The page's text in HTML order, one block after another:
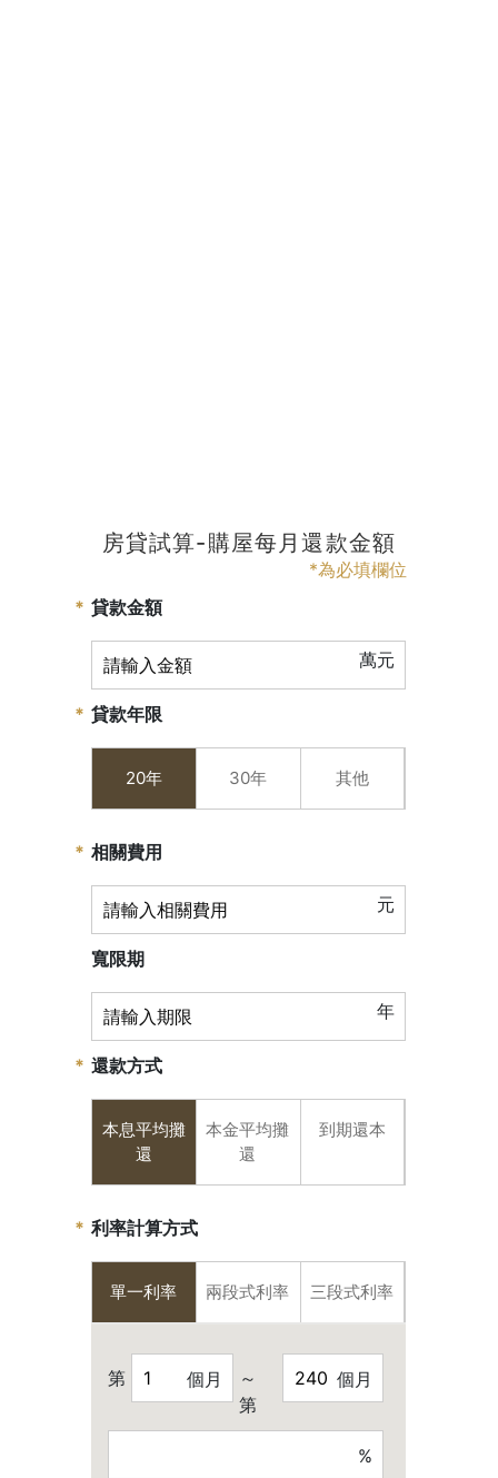
房貸試算-購屋每月還款金額
*為必填欄位
貸款金額
萬元
貸款年限
20年 30年 其他
相關費用
元
寬限期
年
還款方式
本息平均攤
還
本金平均攤
還
到期還本
利率計算方式
單一利率 兩段式利率 三段式利率
第 個月
～
第
個月
%